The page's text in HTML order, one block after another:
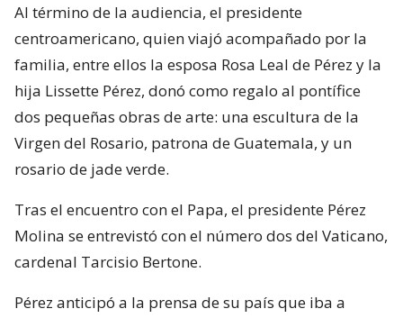
Al término de la audiencia, el presidente
centroamericano, quien viajó acompañado por la
familia, entre ellos la esposa Rosa Leal de Pérez y la
hija Lissette Pérez, donó como regalo al pontífice
dos pequeñas obras de arte: una escultura de la
Virgen del Rosario, patrona de Guatemala, y un
rosario de jade verde.
Tras el encuentro con el Papa, el presidente Pérez
Molina se entrevistó con el número dos del Vaticano,
cardenal Tarcisio Bertone.
Pérez anticipó a la prensa de su país que iba a